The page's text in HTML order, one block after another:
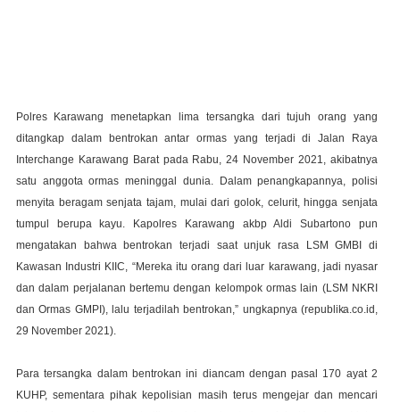
Polres Karawang menetapkan lima tersangka dari tujuh orang
yang
ditangkap dalam bentrokan antar ormas yang terjadi di Jalan Raya
Interchange Karawang Barat pada Rabu, 24 November 2021, akibatnya
satu anggota ormas meninggal dunia. Dalam penangkapannya, polisi
menyita beragam senjata tajam, mulai dari golok, celurit, hingga senjata
tumpul
berupa
kayu. Kapolres Karawang akbp Aldi Subartono pun
mengatakan bahwa bentrokan terjadi saat unjuk rasa
LSM GMBI di
Kawasan Industri KIIC, “Mereka itu orang dari luar karawang, jadi nyasar
dan dalam perjalanan bertemu dengan kelompok ormas lain (LSM NKRI
dan Ormas GMPI), lalu terjadilah bentrokan,” ungkapnya (republika.co.id ,
29 November 2021).
Para tersangka dalam bentrokan ini diancam dengan pasal 170 ayat 2
KUHP, sementara pihak kepolisian masih terus mengejar dan mencari